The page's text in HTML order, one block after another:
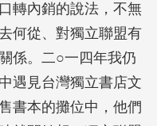
轉內銷的說法，不無
何從、對獨立聯盟有
係。二○一四年我仍
遇見台灣獨立書店文
書本的攤位中，他們